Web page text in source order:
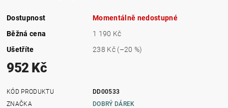
Dostupnost
Momentálně nedostupné
Běžná cena
1 190 Kč
Ušetříte
238 Kč (–20 %)
952 Kč
KÓD PRODUKTU
DD00533
ZNAČKA
DOBRÝ DÁREK